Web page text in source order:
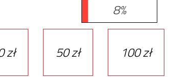
8%
zł 50 zł 100 zł